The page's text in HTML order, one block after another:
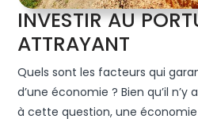
INVESTIR AU
ATTRAYANT
AU
Quels sont les facteurs qui garantissent l’attractivité
d’une économie ? Bien qu’il
à cette question, une